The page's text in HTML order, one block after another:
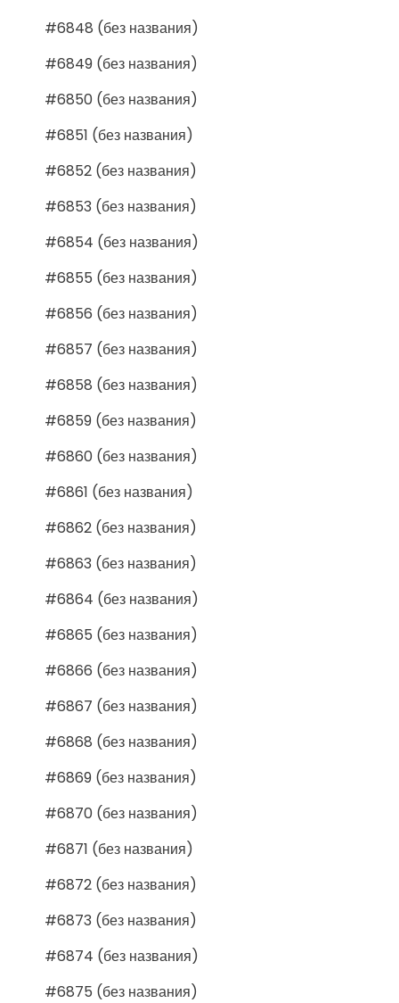
#6848 (без названия)
#6849 (без названия)
#6850 (без названия)
#6851 (без названия)
#6852 (без названия)
#6853 (без названия)
#6854 (без названия)
#6855 (без названия)
#6856 (без названия)
#6857 (без названия)
#6858 (без названия)
#6859 (без названия)
#6860 (без названия)
#6861 (без названия)
#6862 (без названия)
#6863 (без названия)
#6864 (без названия)
#6865 (без названия)
#6866 (без названия)
#6867 (без названия)
#6868 (без названия)
#6869 (без названия)
#6870 (без названия)
#6871 (без названия)
#6872 (без названия)
#6873 (без названия)
#6874 (без названия)
#6875 (без названия)